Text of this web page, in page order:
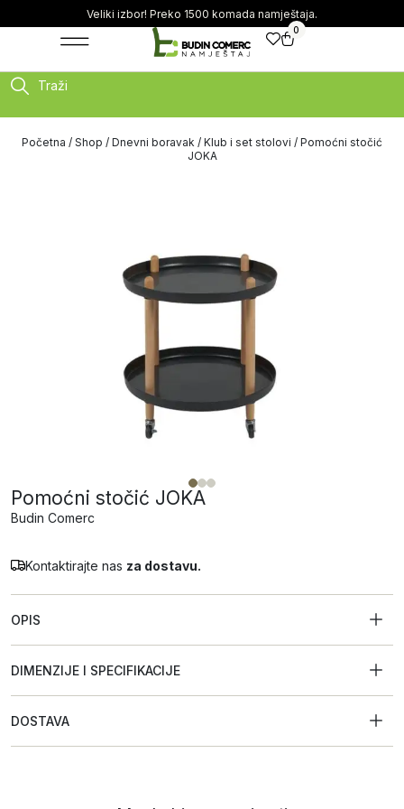
Veliki izbor! Preko 1500 komada namještaja.
0
Traži
Početna / Shop / Dnevni boravak / Klub i set stolovi / Pomoćni stočić
JOKA
Pomoćni stočić JOKA
Budin Comerc
Kontaktirajte nas za dostavu.
OPIS
DIMENZIJE I SPECIFIKACIJE
DOSTAVA